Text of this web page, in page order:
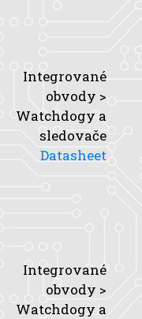
Integrované
obvody >
Watchdogy a
sledovače
Datasheet
Integrované
obvody >
Watchdogy a